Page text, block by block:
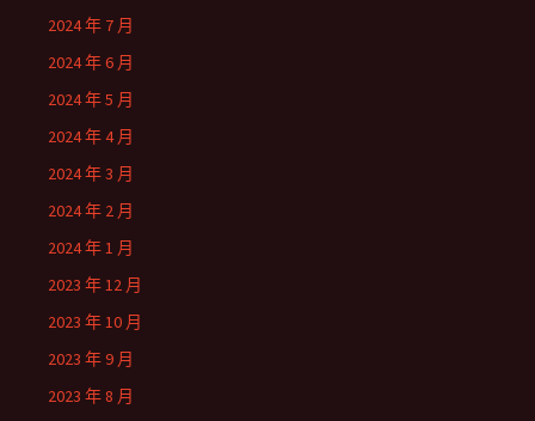
2024 年 7 月
2024 年 6 月
2024 年 5 月
2024 年 4 月
2024 年 3 月
2024 年 2 月
2024 年 1 月
2023 年 12 月
2023 年 10 月
2023 年 9 月
2023 年 8 月